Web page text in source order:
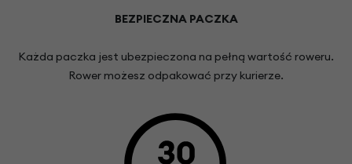
BEZPIECZNA PACZKA
Każda paczka jest ubezpieczona na pełną wartość roweru.
Rower możesz odpakować przy kurierze.